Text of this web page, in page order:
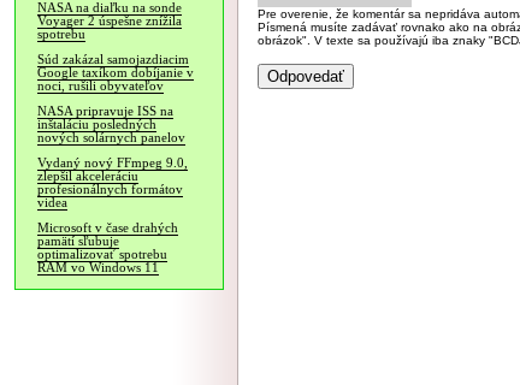
NASA na diaľku na sonde
Voyager 2 úspešne znížila
spotrebu
Súd zakázal samojazdiacim
Google taxíkom dobíjanie v
noci, rušili obyvateľov
NASA pripravuje ISS na
inštaláciu posledných
nových solárnych panelov
Vydaný nový FFmpeg 9.0,
zlepšil akceleráciu
profesionálnych formátov
videa
Microsoft v čase drahých
pamätí sľubuje
optimalizovať spotrebu
RAM vo Windows 11
Pre overenie, že komentár sa nepridáva
Písmená musíte zadávať rovnako ako na
obrázok". V texte sa používajú iba znaky